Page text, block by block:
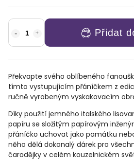
Přidat
Překvapte svého oblíbeného
tímto vystupujícím přáníčkem z
ručně vyrobeným vyskakovacím
Díky použití jemného italského
papíru se složitým papírovým
přáníčko uchovat jako památku
něho dělá dokonalý dárek pro
čarodějky v celém kouzelnickém